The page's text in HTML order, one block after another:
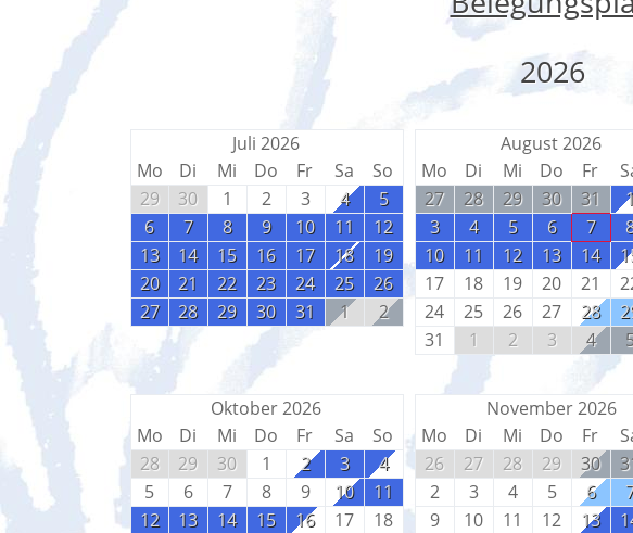
2026
Juli 2026
Mo
Di Mi Do Fr Sa
So
29
30 1 2 3 4
5
6
7 8 9 10 11
12
13
14 15 16 17 18
19
20
21 22 23 24 25
26
27
28 29 30 31 1 2
August 2026
Mo
Di Mi Do Fr
27
28 29 30 31
3
4 5 6 7
10
11 12 13 14
17
18 19 20 21
24
25 26 27 28
31
1 2 3 4
Oktober 2026
Mo
Di Mi Do Fr Sa
So
28
29 30 1 2 3
4
5
6 7 8 9 10
11
12
13 14 15 16 17
18
November 2026
Mo
Di Mi Do Fr
26
27 28 29 30
2
3 4 5 6
9
10 11 12 13